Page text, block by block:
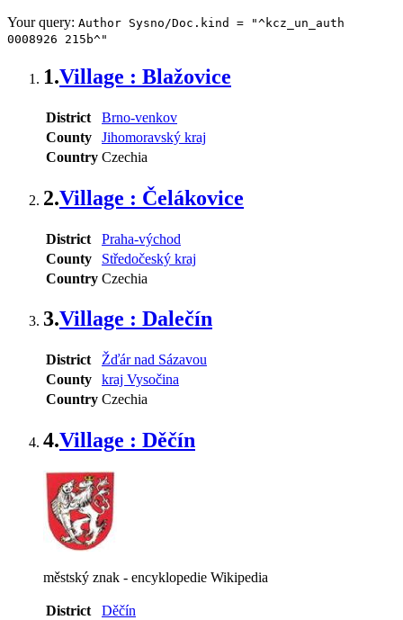
Your query: Author Sysno/Doc.kind = "^kcz_un_auth
0008926 215b^"
1.Village : Blažovice
District
Brno-venkov
County
Jihomoravský kraj
Country Czechia
2.Village : Čelákovice
District
Praha-východ
County
Středočeský kraj
Country Czechia
3.Village : Dalečín
District
Žďár nad Sázavou
County
kraj Vysočina
Country Czechia
4.Village : Děčín
městský znak - encyklopedie Wikipedia
District
Děčín